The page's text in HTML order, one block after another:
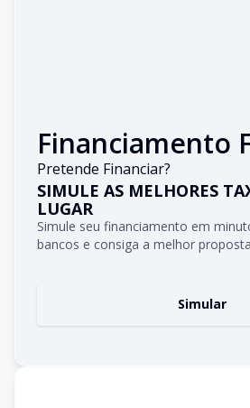
Financiamento
Pretende Financiar?
SIMULE AS MELHORES
LUGAR
Simule seu financiamento em
bancos e consiga a melhor
Simular